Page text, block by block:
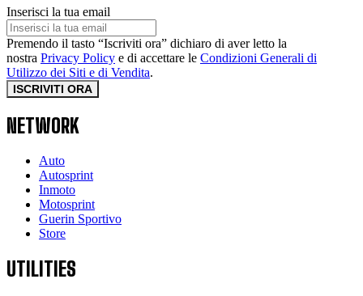
Inserisci la tua email
Premendo il tasto “Iscriviti ora” dichiaro di aver letto la
nostra Privacy Policy e di accettare le Condizioni Generali di
Utilizzo dei Siti e di Vendita.
ISCRIVITI ORA
NETWORK
Auto
Autosprint
Inmoto
Motosprint
Guerin Sportivo
Store
UTILITIES